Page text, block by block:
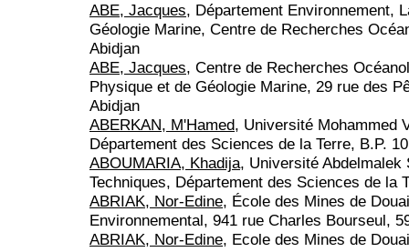
ABE, Jacques, Département Environnement,
Géologie Marine, Centre de Recherches
Abidjan
ABE, Jacques, Centre de Recherches
Physique et de Géologie Marine, 29 rue des
Abidjan
ABERKAN, M'Hamed, Université Mohammed
Département des Sciences de la Terre, B.P.
ABOUMARIA, Khadija, Université Abdelmalek
Techniques, Département des Sciences de la
ABRIAK, Nor-Edine, École des Mines de
Environnemental, 941 rue Charles Bourseul,
ABRIAK, Nor-Edine, Ecole des Mines de